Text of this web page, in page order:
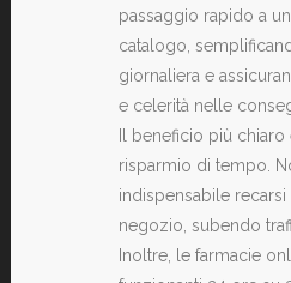
passaggio rapido a
catalogo,
giornaliera e
e celerità nelle
Il beneficio più chiaro
risparmio di tempo.
indispensabile recarsi
negozio, subendo
Inoltre, le farmacie